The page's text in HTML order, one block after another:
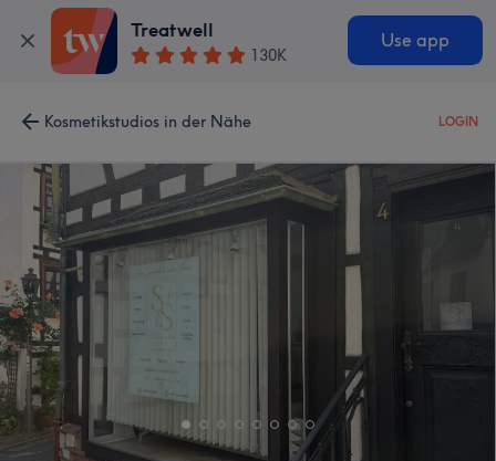
Treatwell
130K
Use app
Kosmetikstudios in der Nähe LOGIN